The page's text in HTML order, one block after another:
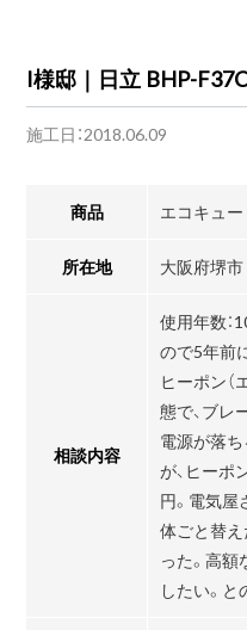
I様邸｜日立 BHP-
施工日：2018.06.09
商品 エコキュー
所在地 大阪府堺市
相談内容
使用年数：
ので5年前
ヒーポン（
態で、ブ
電源が落
が、ヒーポ
円。電気
体ごと替
った。高
したい。と